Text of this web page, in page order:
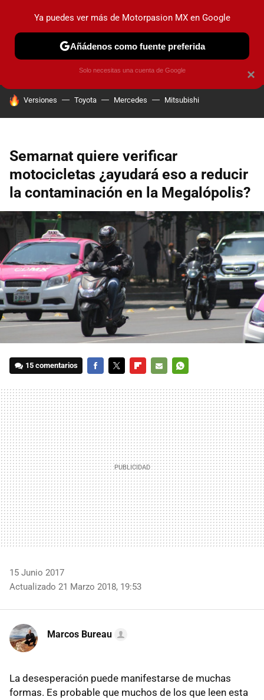
PRUEBAS INDUSTRIA HOY NO CIRCULA
HOY SE HABLA DE
Versiones Toyota Mercedes Mitsubishi
Semarnat quiere verificar
motocicletas ¿ayudará eso a reducir
la contaminación en la Megalópolis?
15 comentarios
MAIL
15 Junio 2017
Actualizado 21 Marzo 2018, 19:53
Marcos Bureau
La desesperación puede manifestarse de muchas
formas. Es probable que muchos de los que leen esta
×
Ya puedes ver más de Motorpasion MX en Google
Añádenos como fuente preferida
Solo necesitas una cuenta de Google